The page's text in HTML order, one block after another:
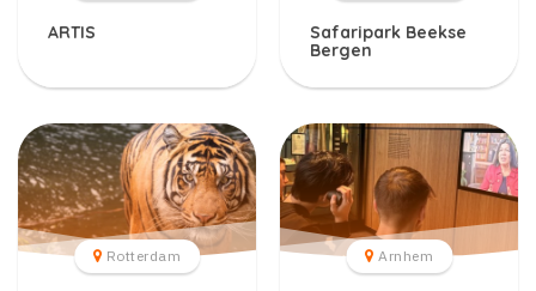
ARTIS
Safaripark Beekse
Bergen
Rotterdam Arnhem